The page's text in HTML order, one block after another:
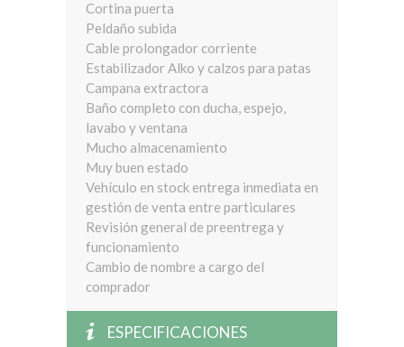
Cortina puerta
Peldaño subida
Cable prolongador corriente
Estabilizador Alko y calzos para patas
Campana extractora
Baño completo con ducha, espejo,
lavabo y ventana
Mucho almacenamiento
Muy buen estado
Vehículo en stock entrega inmediata en
gestión de venta entre particulares
Revisión general de preentrega y
funcionamiento
Cambio de nombre a cargo del
comprador
ESPECIFICACIONES